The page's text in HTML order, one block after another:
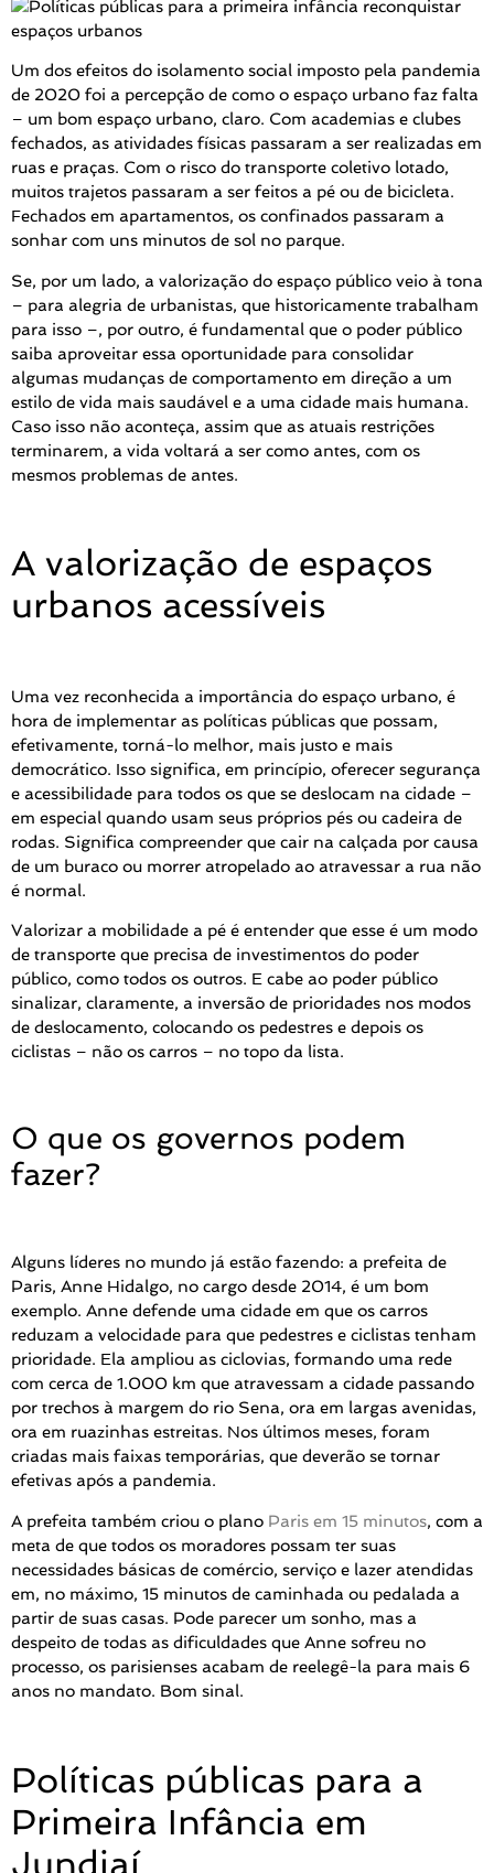
Um dos efeitos do isolamento social imposto pela pandemia
de 2020 foi a percepção de como o espaço urbano faz falta
– um bom espaço urbano, claro. Com academias e clubes
fechados, as atividades físicas passaram a ser realizadas em
ruas e praças. Com o risco do transporte coletivo lotado,
muitos trajetos passaram a ser feitos a pé ou de bicicleta.
Fechados em apartamentos, os confinados passaram a
sonhar com uns minutos de sol no parque.
Se, por um lado, a valorização do espaço público veio à tona
– para alegria de urbanistas, que historicamente trabalham
para isso –, por outro, é fundamental que o poder público
saiba aproveitar essa oportunidade para consolidar
algumas mudanças de comportamento em direção a um
estilo de vida mais saudável e a uma cidade mais humana.
Caso isso não aconteça, assim que as atuais restrições
terminarem, a vida voltará a ser como antes, com os
mesmos problemas de antes.
A valorização de espaços
urbanos acessíveis
Uma vez reconhecida a importância do espaço urbano, é
hora de implementar as políticas públicas que possam,
efetivamente, torná-lo melhor, mais justo e mais
democrático. Isso significa, em princípio, oferecer segurança
e acessibilidade para todos os que se deslocam na cidade –
em especial quando usam seus próprios pés ou cadeira de
rodas. Significa compreender que cair na calçada por causa
de um buraco ou morrer atropelado ao atravessar a rua não
é normal.
Valorizar a mobilidade a pé é entender que esse é um modo
de transporte que precisa de investimentos do poder
público, como todos os outros. E cabe ao poder público
sinalizar, claramente, a inversão de prioridades nos modos
de deslocamento, colocando os pedestres e depois os
ciclistas – não os carros – no topo da lista.
O que os governos podem
fazer?
Alguns líderes no mundo já estão fazendo: a prefeita de
Paris, Anne Hidalgo, no cargo desde 2014, é um bom
exemplo. Anne defende uma cidade em que os carros
reduzam a velocidade para que pedestres e ciclistas tenham
prioridade. Ela ampliou as ciclovias, formando uma rede
com cerca de 1.000 km que atravessam a cidade passando
por trechos à margem do rio Sena, ora em largas avenidas,
ora em ruazinhas estreitas. Nos últimos meses, foram
criadas mais faixas temporárias, que deverão se tornar
efetivas após a pandemia.
A prefeita também criou o plano Paris em 15 minutos, com a
meta de que todos os moradores possam ter suas
necessidades básicas de comércio, serviço e lazer atendidas
em, no máximo, 15 minutos de caminhada ou pedalada a
partir de suas casas. Pode parecer um sonho, mas a
despeito de todas as dificuldades que Anne sofreu no
processo, os parisienses acabam de reelegê-la para mais 6
anos no mandato. Bom sinal.
Políticas públicas para a
Primeira Infância em
Jundiaí